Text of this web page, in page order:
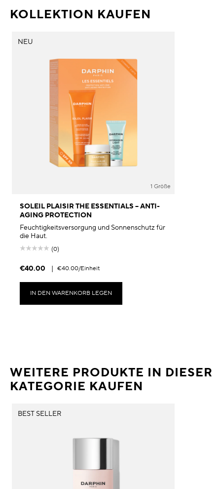
KOLLEKTION KAUFEN
NEU
1 Größe
SOLEIL PLAISIR THE ESSENTIALS – ANTI-
AGING PROTECTION
Feuchtigkeitsversorgung und Sonnenschutz für
die Haut.
(0)
€40.00 | €40.00/Einheit
IN DEN WARENKORB LEGEN
WEITERE PRODUKTE IN DIESER
KATEGORIE KAUFEN
BEST SELLER